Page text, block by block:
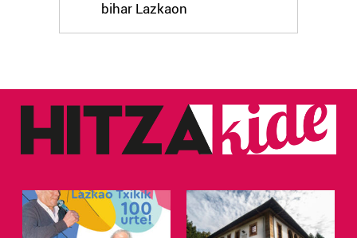
bihar Lazkaon